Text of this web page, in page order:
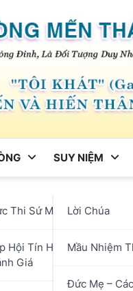
Thi Sứ Mạng
Hội Tín Hữu Mến
Giá
SUY NIỆM
Lời Chúa
Mầu Nhiệm
Đức Mẹ –
Nữ tu